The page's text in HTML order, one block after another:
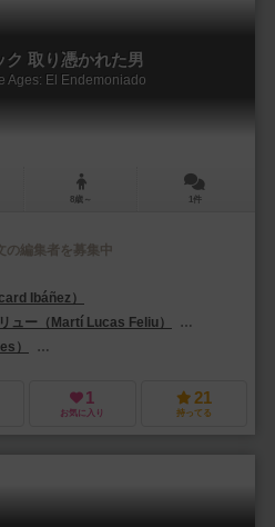
ク 取り憑かれた男
Ages: El Endemoniado
8歳～ 1件
の編集者を募集中
Ibáñez）
ュー（Martí Lucas Feliu）
）
1
お気に入り
21
持ってる